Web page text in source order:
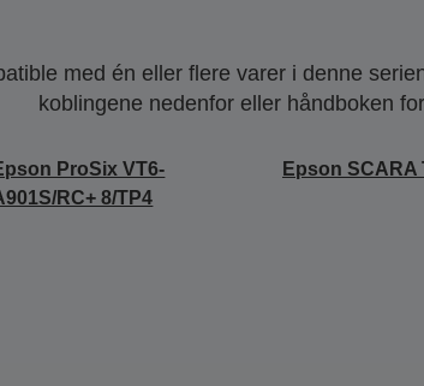
med én eller flere varer i denne
koblingene nedenfor eller håndboken
ProSix VT6-
RC+ 8/TP4
Epson SCARA